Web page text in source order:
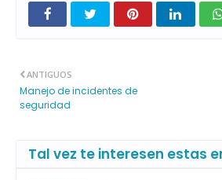
ANTIGUOS
Manejo de incidentes de
seguridad
Tal vez te interesen estas